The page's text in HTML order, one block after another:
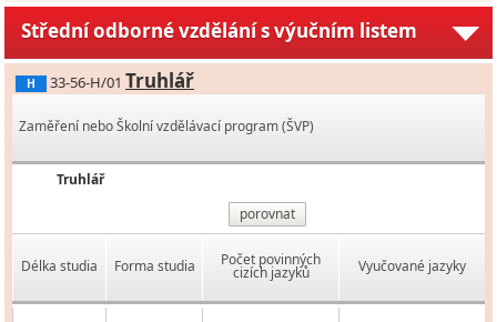
Střední odborné vzdělání s výučním listem
H 33-56-H/01 Truhlář
Zaměření nebo Školní vzdělávací program (ŠVP)
Truhlář
porovnat
Délka studia Forma studia Počet povinných
cizích jazyků Vyučované jazyky